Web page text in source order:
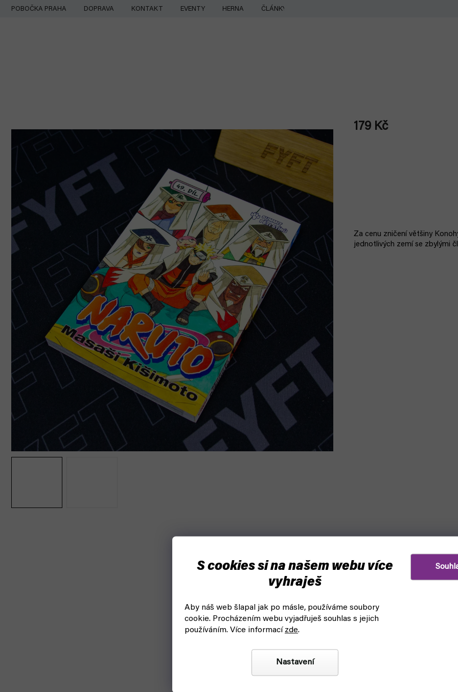
S cookies si na našem webu více
vyhraješ
Aby náš web šlapal jak po másle, používáme soubory
cookie. Procházením webu vyjadřuješ souhlas s jejich
používáním. Více informací zde.
Nastavení
Přejít
POBOČKA PRAHA DOPRAVA KONTAKT EVENTY HERNA ČLÁNKY
179 Kč
Za cenu zničení většiny
jednotlivých zemí se zbylými